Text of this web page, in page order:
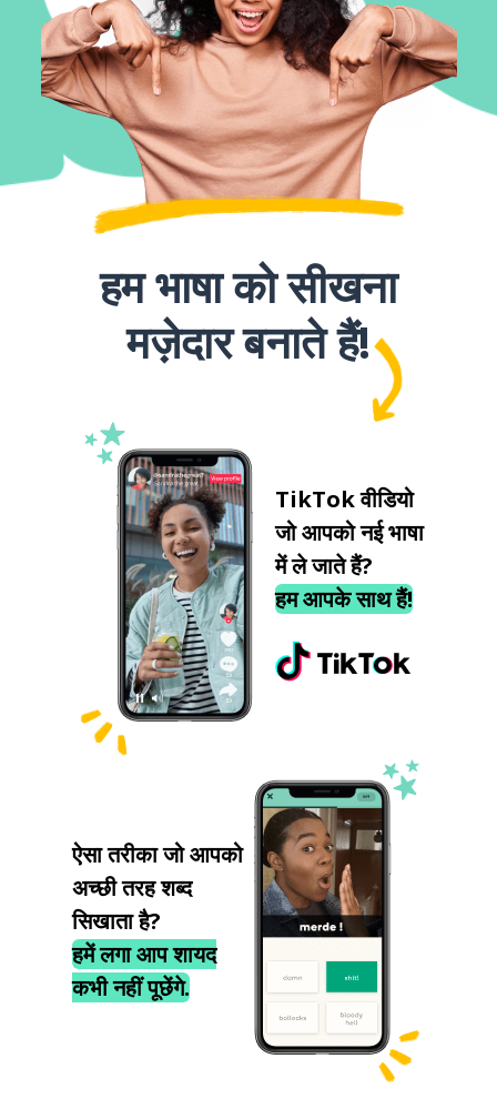
हम भाषा को सीखना
मज़ेदार बनाते हैं!
TikTok वीडियो
जो आपको नई भाषा
में ले जाते हैं?
हम आपके साथ हैं!
ऐसा तरीका जो आपको
अच्छी तरह शब्द
सिखाता है?
हमें लगा आप शायद
कभी नहीं पूछेंगे.